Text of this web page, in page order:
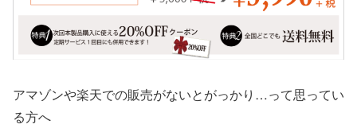
アマゾンや楽天での販売がないとがっかり…って思ってい
る方へ